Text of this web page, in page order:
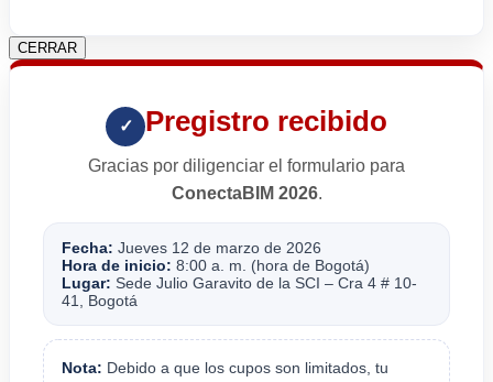
CERRAR
✓ Pregistro recibido
Gracias por diligenciar el formulario para
ConectaBIM 2026.
Fecha: Jueves 12 de marzo de 2026
Hora de inicio: 8:00 a. m. (hora de Bogotá)
Lugar: Sede Julio Garavito de la SCI – Cra 4 # 10-
41, Bogotá
Nota: Debido a que los cupos son limitados, tu